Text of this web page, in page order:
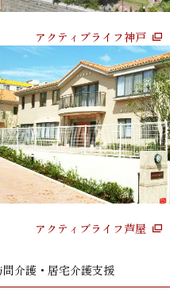
アクティブライフ神戸
アクティブライフ芦屋
介護・居宅介護支援